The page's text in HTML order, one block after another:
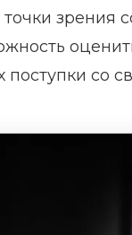
зрения
поступки со